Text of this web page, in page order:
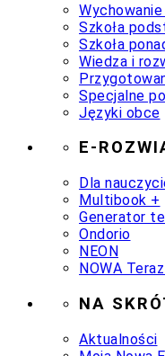
Szkoła
Szkoła
Wiedza i
Specjalne
Języki obce
E-
Dla
Multibook +
Generator
Ondorio
NEON
NOWA
NA
Aktualności